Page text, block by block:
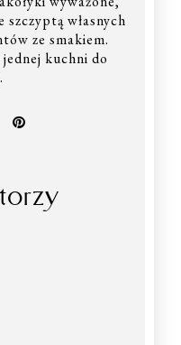
własnych
ze smakiem.
kuchni do